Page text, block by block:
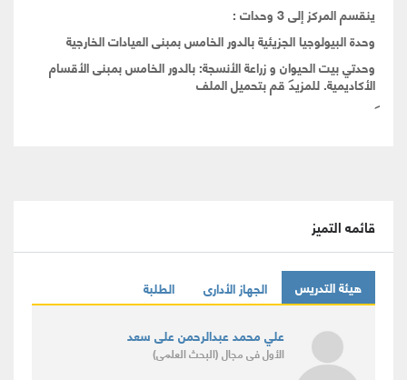
ينقسم المركز إلى 3 وحدات :
وحدة البيولوجيا الجزيئية بالدور الخامس بمبنى العيادات الخارجية
وحدتي بيت الحيوان و زراعة الأنسجة: بالدور الخامس بمبنى الأقسام
الأكاديمية. للمزيد قم بتحميل الملف
قائمه التميز
هيئة التدريس الجهاز الأدارى الطلبة
علي محمد عبدالرحمن على سعد
الأولفى مجال(البحث العلمى)